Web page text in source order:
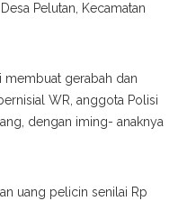
Pelutan, Kecamatan
membuat gerabah dan
WR, anggota Polisi
dengan iming- anaknya
uang pelicin senilai Rp